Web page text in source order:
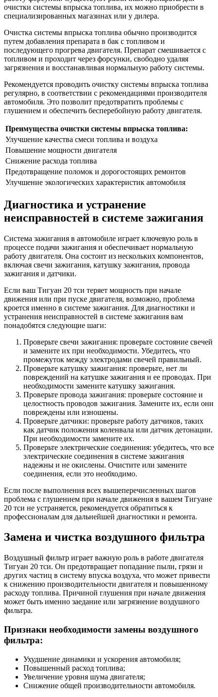
очистки системы впрыска топлива, их можно приобрести в
специализированных магазинах или у дилера.
Очистка системы впрыска топлива обычно производится
путем добавления препарата в бак с топливом и
последующего прогрева двигателя. Препарат смешивается с
топливом и проходит через форсунки, свободно удаляя
загрязнения и восстанавливая нормальную работу системы.
Рекомендуется проводить очистку системы впрыска топлива
регулярно, в соответствии с рекомендациями производителя
автомобиля. Это позволит предотвратить проблемы с
глушением и обеспечить бесперебойную работу двигателя.
Преимущества очистки системы впрыска топлива:
Улучшение качества смеси топлива и воздуха
Повышение мощности двигателя
Снижение расхода топлива
Предотвращение поломок и дорогостоящих ремонтов
Улучшение экологических характеристик автомобиля
Диагностика и устранение
неисправностей в системе зажигания
Система зажигания в автомобиле играет ключевую роль в
процессе подачи зажигания и обеспечивает нормальную
работу двигателя. Она состоит из нескольких компонентов,
включая свечи зажигания, катушку зажигания, провода
зажигания и датчики.
Если ваш Тигуан 20 тси теряет мощность при начале
движения или при пуске двигателя, возможно, проблема
кроется именно в системе зажигания. Для диагностики и
устранения неисправностей в системе зажигания вам
понадобятся следующие шаги:
Проверьте свечи зажигания: проверьте состояние свечей
и замените их при необходимости. Убедитесь, что
промежуток между электродами свечей правильный.
Проверьте катушку зажигания: проверьте, нет ли
повреждений на катушке зажигания и ее проводах. При
необходимости замените катушку зажигания.
Проверьте провода зажигания: проверьте состояние и
целостность проводов зажигания. Замените их, если они
повреждены или изношены.
Проверьте датчики: проверьте работу датчиков, таких
как датчик положения коленвала или датчик детонации.
При необходимости замените их.
Проверьте электрические соединения: убедитесь, что все
электрические соединения в системе зажигания
надежны и не окислены. Очистите или замените
соединения, если это необходимо.
Если после выполнения всех вышеперечисленных шагов
проблема с глушением при начале движения в вашем Тигуане
20 тси не устраняется, рекомендуется обратиться к
профессионалам для дальнейшей диагностики и ремонта.
Замена и чистка воздушного фильтра
Воздушный фильтр играет важную роль в работе двигателя
Тигуан 20 тси. Он предотвращает попадание пыли, грязи и
других частиц в систему впуска воздуха, что может привести
к снижению производительности двигателя и повышенному
расходу топлива. Причиной глушения при начале движения
может быть именно заедание или загрязнение воздушного
фильтра.
Признаки необходимости замены воздушного
фильтра:
Ухудшение динамики и ускорения автомобиля;
Повышенный расход топлива;
Увеличение уровня шума двигателя;
Снижение общей производительности автомобиля.